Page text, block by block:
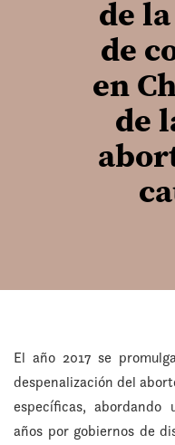
de
de
en
de
El año 2017 se
despenalización del
específicas, abordando
años por gobiernos de